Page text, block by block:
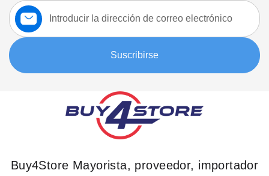
Suscríbase
a
nuestro
boletín:
Suscribirse
Buy4Store Mayorista, proveedor, importador